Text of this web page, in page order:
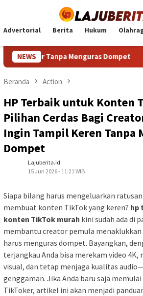
konten
Advertorial Berita Hukum
NEWS
Menguras Dompet HP
Beranda Action
HP Terbaik untuk Konten
Pilihan Cerdas Bagi
Ingin Tampil Keren Tanpa
Dompet
Lajuberita.id
15 Jun 2026 - 11:21 WIB
Siapa bilang harus mengeluarkan
membuat konten TikTok yang keren? hp
konten TikTok murah kini sudah ada di
membantu creator pemula
harus menguras dompet. Bayangkan,
terjangkau Anda bisa merekam video 4K,
visual, dan tetap menjaga kualitas
genggaman. Jika Anda baru saja
TikToker, artikel ini akan menjadi